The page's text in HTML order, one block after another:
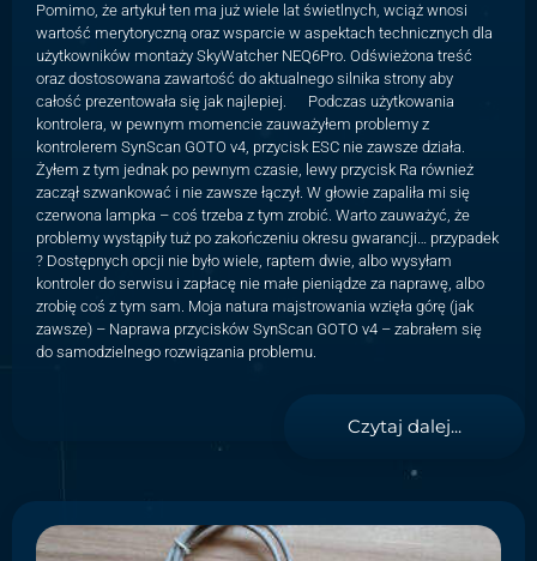
Pomimo, że artykuł ten ma już wiele lat świetlnych, wciąż wnosi
wartość merytoryczną oraz wsparcie w aspektach technicznych dla
użytkowników montaży SkyWatcher NEQ6Pro. Odświeżona treść
oraz dostosowana zawartość do aktualnego silnika strony aby
całość prezentowała się jak najlepiej. Podczas użytkowania
kontrolera, w pewnym momencie zauważyłem problemy z
kontrolerem SynScan GOTO v4, przycisk ESC nie zawsze działa.
Żyłem z tym jednak po pewnym czasie, lewy przycisk Ra również
zaczął szwankować i nie zawsze łączył. W głowie zapaliła mi się
czerwona lampka – coś trzeba z tym zrobić. Warto zauważyć, że
problemy wystąpiły tuż po zakończeniu okresu gwarancji… przypadek
? Dostępnych opcji nie było wiele, raptem dwie, albo wysyłam
kontroler do serwisu i zapłacę nie małe pieniądze za naprawę, albo
zrobię coś z tym sam. Moja natura majstrowania wzięła górę (jak
zawsze) – Naprawa przycisków SynScan GOTO v4 – zabrałem się
do samodzielnego rozwiązania problemu.
Czytaj dalej...